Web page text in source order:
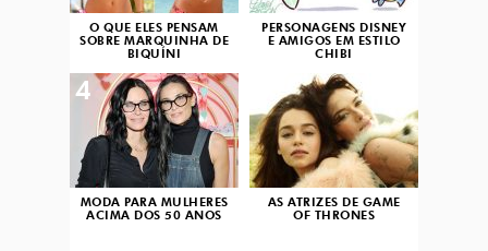
O QUE ELES PENSAM
SOBRE MARQUINHA DE
BIQUÍNI
PERSONAGENS DISNEY
E AMIGOS EM ESTILO
CHIBI
MODA PARA MULHERES
ACIMA DOS 50 ANOS
4
AS ATRIZES DE GAME
OF THRONES